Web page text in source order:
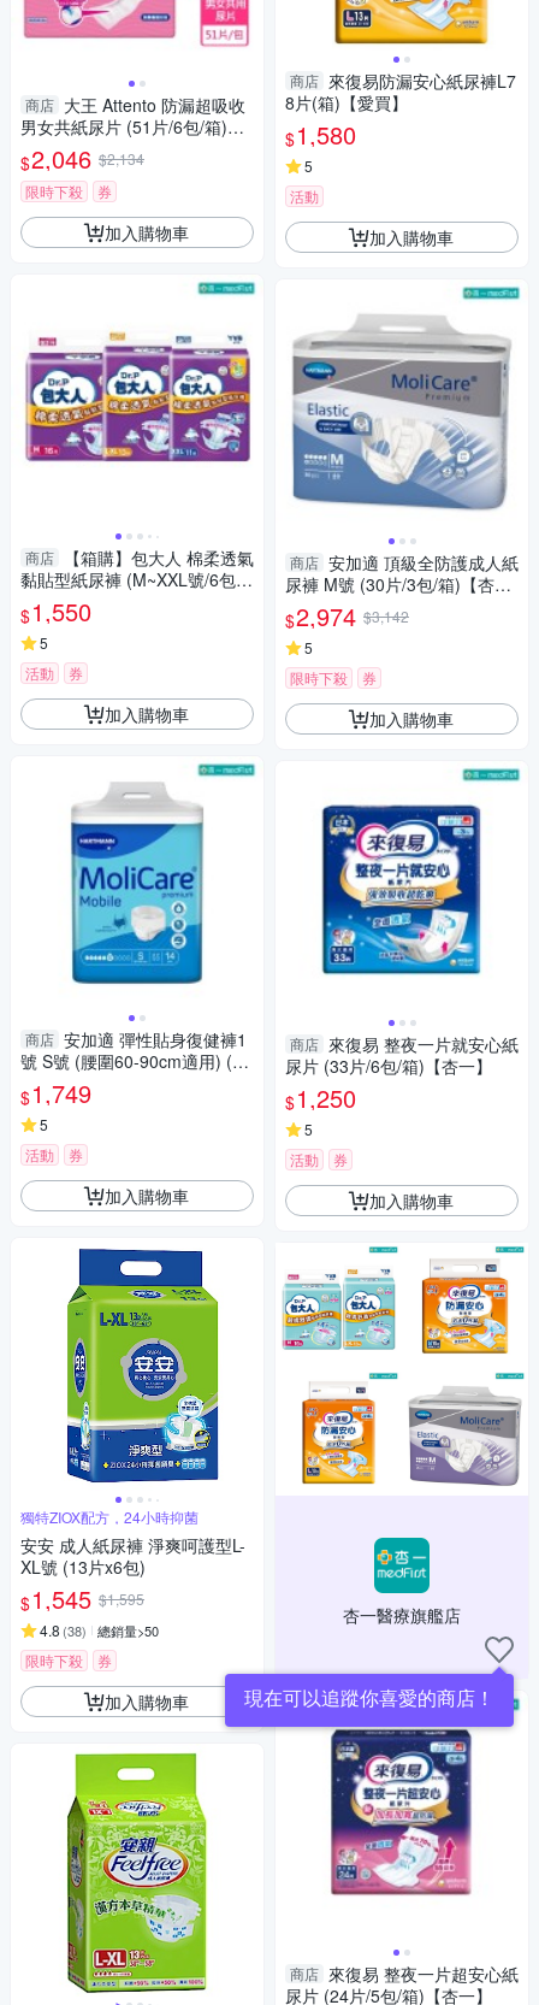
商店 大王 Attento 防漏超吸收
男女共紙尿片 (51片/6包/箱)
【杏一】
$2,046 $2,134
限時下殺
券
加入購物車
商店
【箱購】包大人 棉柔透氣
黏貼型紙尿褲 (M~XXL號/6包/
箱)【杏一】
$1,550
5
活動
券
加入購物車
商店 安加適 彈性貼身復健褲1
號 S號 (腰圍60-90cm適用) (14
片/4包/箱)【杏一】
$1,749
5
活動
券
加入購物車
獨特ZIOX配方，24小時抑菌
安安 成人紙尿褲 淨爽呵護型L-
XL號 (13片x6包)
$1,545 $1,595
4.8 (38) 總銷量>50
限時下殺 券
加入購物車
商店 來復易防漏安心紙尿褲L7
8片(箱)【愛買】
$1,580
5
活動
加入購物車
商店 安加適 頂級全防護成人紙
尿褲 M號 (30片/3包/箱)【杏
一】
$2,974 $3,142
5
限時下殺
券
加入購物車
商店 來復易 整夜一片就安心紙
尿片 (33片/6包/箱)【杏一】
$1,250
5
活動
券
加入購物車
杏一醫療旗艦店
現在可以追蹤你喜愛的商店！
商店 來復易 整夜一片超安心紙
尿片 (24片/5包/箱)【杏一】